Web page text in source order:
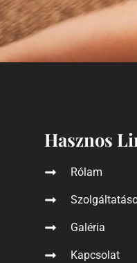
Hasznos
Rólam
Galéria
Kapcsolat